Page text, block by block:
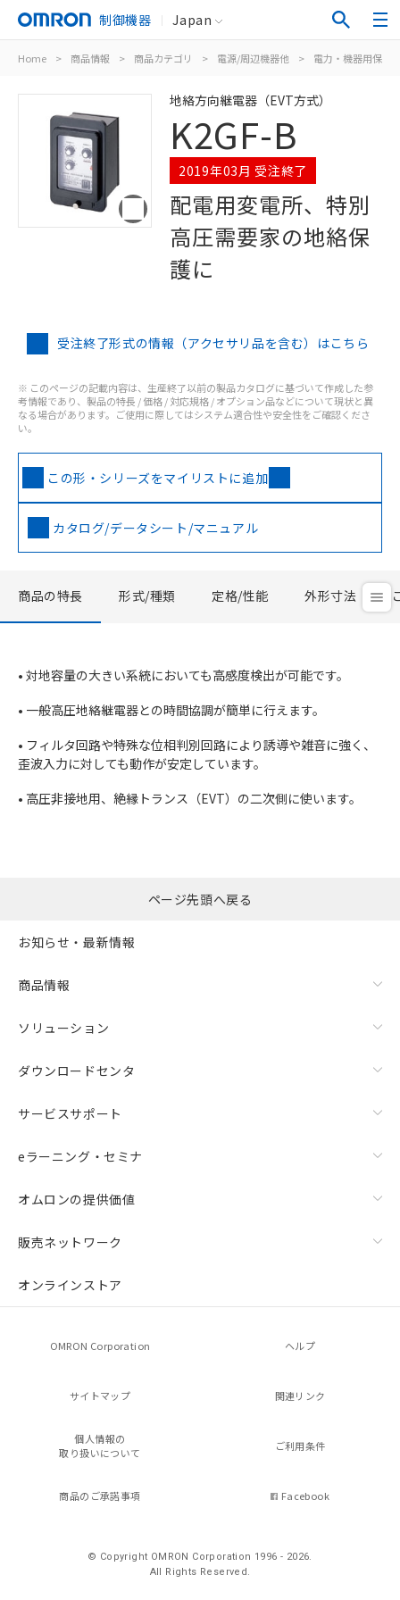
制御機器 Japan
Home > 商品情報 > 商品カテゴリ > 電源/周辺機器他 > 電力・機器用保護
地絡方向継電器（EVT方式）
K2GF-B
2019年03月 受注終了
配電用変電所、特別
高圧需要家の地絡保
護に
受注終了形式の情報（アクセサリ品を含む）はこちら
※ このページの記載内容は、生産終了以前の製品カタログに基づいて作成した参
考情報であり、製品の特長 / 価格 / 対応規格 / オプション品などについて現状と異
なる場合があります。ご使用に際してはシステム適合性や安全性をご確認くださ
い。
この形・シリーズをマイリストに追加
カタログ/データシート/マニュアル
商品の特長 形式/種類 定格/性能 外形寸法
• 対地容量の大きい系統においても高感度検出が可能です。
• 一般高圧地絡継電器との時間協調が簡単に行えます。
• フィルタ回路や特殊な位相判別回路により誘導や雑音に強く、
歪波入力に対しても動作が安定しています。
• 高圧非接地用、絶縁トランス（EVT）の二次側に使います。
ページ先頭へ戻る
お知らせ・最新情報
商品情報
ソリューション
ダウンロードセンタ
サービスサポート
eラーニング・セミナ
オムロンの提供価値
販売ネットワーク
オンラインストア
OMRON Corporation ヘルプ
サイトマップ 関連リンク
個人情報の
取り扱いについて
ご利用条件
商品のご承諾事項 Facebook
© Copyright OMRON Corporation 1996 - 2026.
All Rights Reserved.